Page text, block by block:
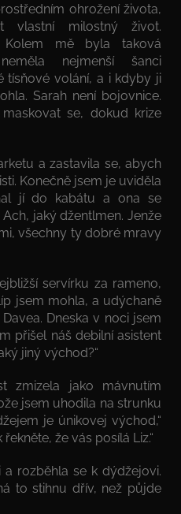
ohrožení života,
milostný život.
Kolem mě byla taková
nejmenší šanci
tísňové volání, a i kdyby ji
Sarah není bojovnice.
se, dokud krize
a zastavila se, abych
Konečně jsem je uviděla
jí do kabátu a ona se
jaký džentlmen. Jenže
všechny ty dobré mravy
servírku za rameno,
jsem mohla, a udýchaně
Dneska v noci jsem
přišel náš debilní asistent
jiný východ?“
zmizela jako mávnutím
jsem uhodila na strunku
je únikovej východ,“
že vás posílá Liz.“
a rozběhla se k dýdžejovi.
to stihnu dřív, než půjde